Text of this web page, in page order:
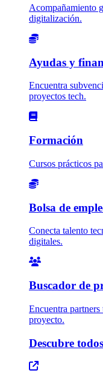
Acompañamiento
digitalización.
Ayudas y
Encuentra
proyectos tech.
Formación
Cursos prácticos
Bolsa de
Conecta talento
digitales.
Buscador de
Encuentra
proyecto.
Descubre